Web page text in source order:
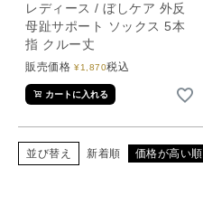
レディース / ぼしケア 外反
母趾サポート ソックス 5本
指 クルー丈
販売価格 ¥1,870税込
カートに入れる
並び替え 新着順 価格が高い順